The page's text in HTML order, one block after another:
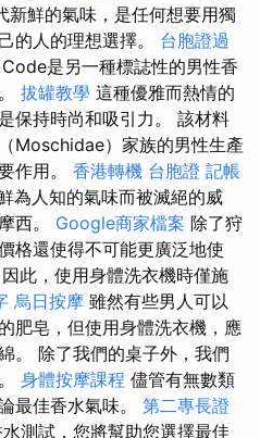
新鮮的氣味，是任何想要用獨
的人的理想選擇。 台胞證過
Code是另一種標誌性的男性香
拔罐教學 這種優雅而熱情的
保持時尚和吸引力。 該材料
Moschidae）家族的男性生產
作用。 香港轉機 台胞證 記帳
為人知的氣味而被滅絕的威
西。 Google商家檔案 除了狩
格還使得不可能更廣泛地使
因此，使用身體洗衣機時僅施
烏日按摩 雖然有些男人可以
肥皂，但使用身體洗衣機，應
。 除了我們的桌子外，我們
身體按摩課程 儘管有無數類
最佳香水氣味。 第二專長證
測試，您將幫助您選擇最佳